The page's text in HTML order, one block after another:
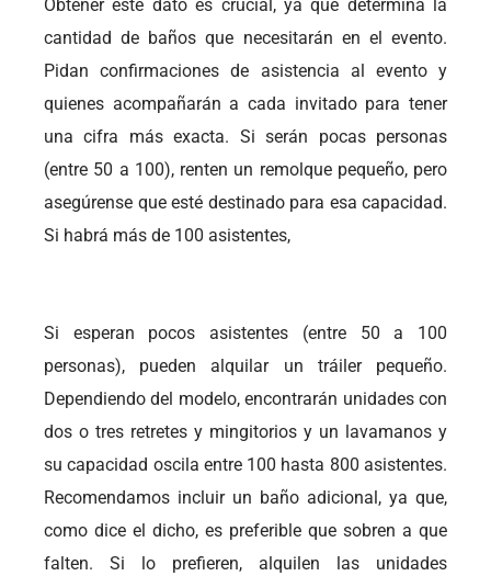
Obtener este dato es crucial, ya que determina la
cantidad de baños que necesitarán en el evento.
Pidan confirmaciones de asistencia al evento y
quienes acompañarán a cada invitado para tener
una cifra más exacta. Si serán pocas personas
(entre 50 a 100), renten un remolque pequeño, pero
asegúrense que esté destinado para esa capacidad.
Si habrá más de 100 asistentes,
Si esperan pocos asistentes (entre 50 a 100
personas), pueden alquilar un tráiler pequeño.
Dependiendo del modelo, encontrarán unidades con
dos o tres retretes y mingitorios y un lavamanos y
su capacidad oscila entre 100 hasta 800 asistentes.
Recomendamos incluir un baño adicional, ya que,
como dice el dicho, es preferible que sobren a que
falten. Si lo prefieren, alquilen las unidades